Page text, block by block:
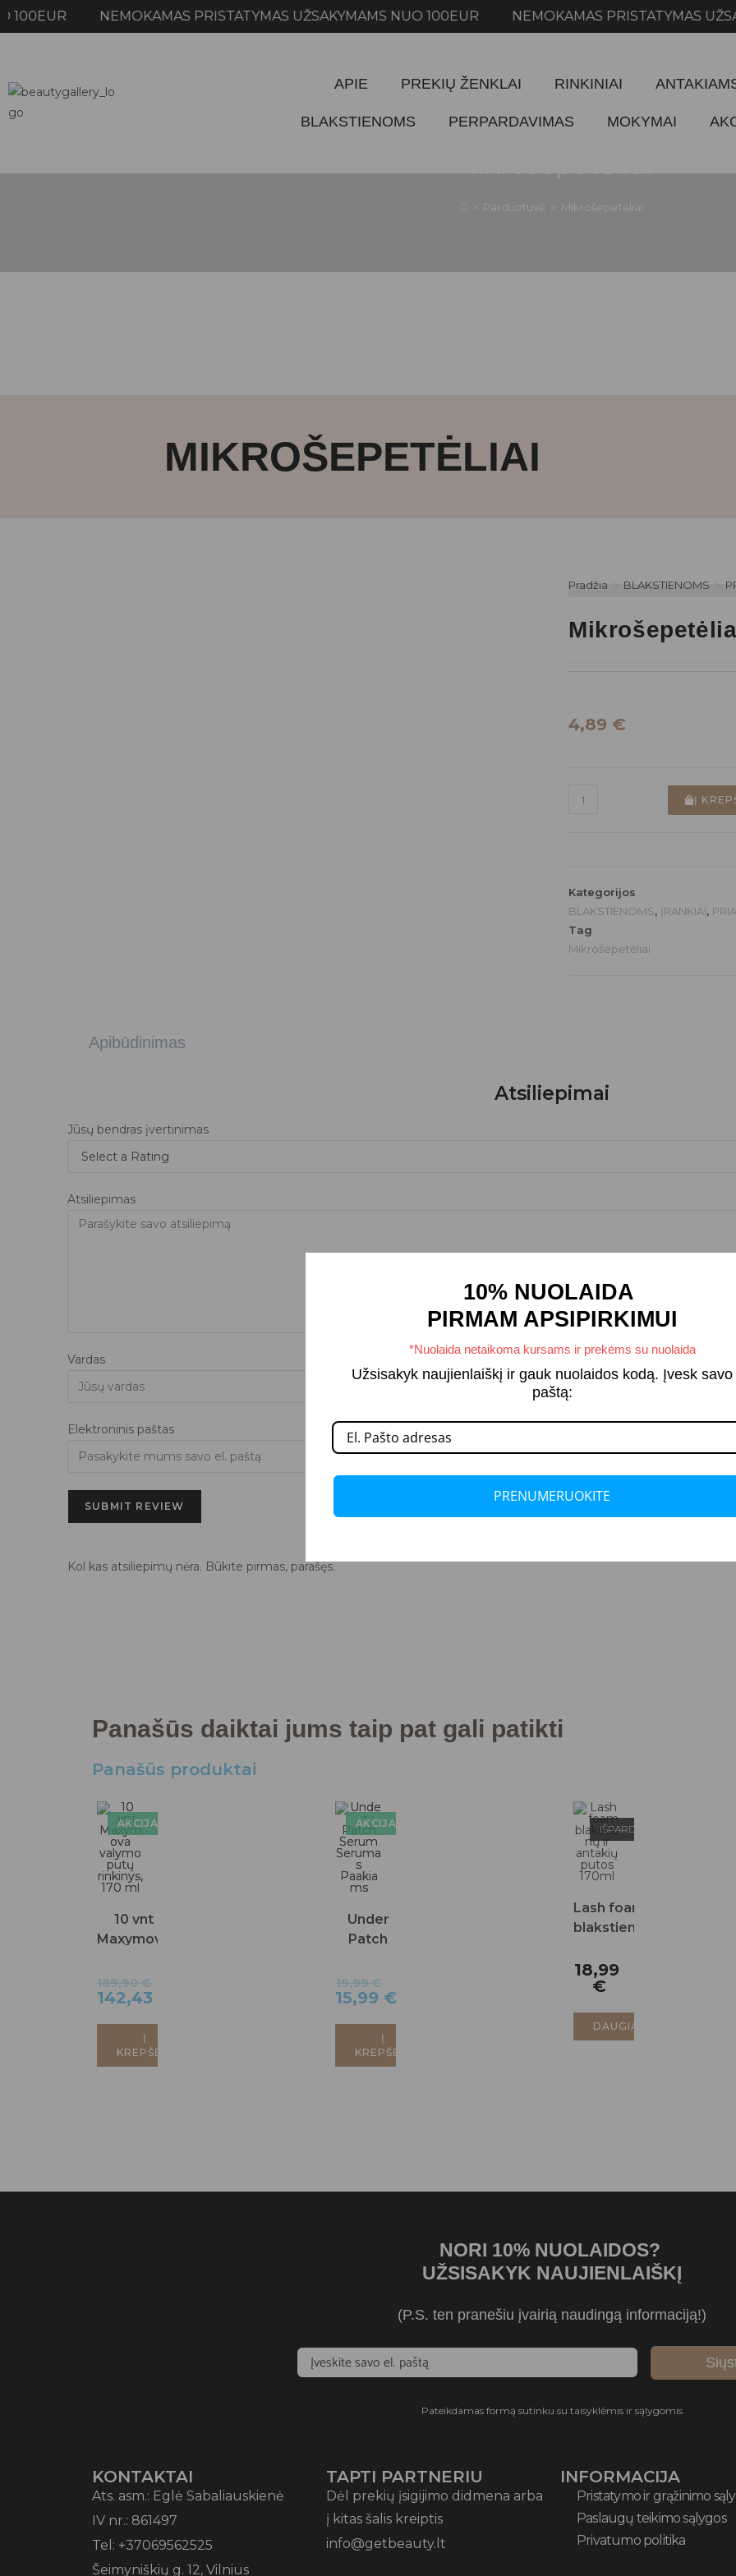
PRISTATYMAS UŽSAKYMAMS NUO 100EUR NEMOKAMAS PRISTATYMAS
APIE PREKIŲ ŽENKLAI RINKINIAI
BLAKSTIENOMS PERPARDAVIMAS MOKYMAI
Mikrošepetėliai
> Parduotuvė > Mikrošepetėliai
MIKROŠEPETĖLIAI
Pradžia > BLAKSTIENOMS >
4,89 €
Į
Kategorijos
BLAKSTIENOMS, ĮRANKIAI,
Tag
Mikrošepetėliai
Apibūdinimas
Atsiliepimai
Jūsų bendras įvertinimas
Atsiliepimas
Vardas
Elektroninis paštas
SUBMIT REVIEW
Kol kas atsiliepimų nėra. Būkite pirmas, parašęs.
Panašūs daiktai jums taip pat gali patikti
Panašūs produktai
AKCIJA!
10 vnt
Maxymova
putų
rinkinys,
189,90€
142,43
Į
KREPŠELĮ
AKCIJA!
Under
Patch
Serumas
Paakiams
19,99€
15,99 €
Į
KREPŠELĮ
IŠPARDUOTA
Lash foam
blakstienų
putos
170ml
18,99
€
DAUGIAU
NORI 10% NUOLAIDOS?
UŽSISAKYK NAUJIENLAIŠKĮ
(P.S. ten pranešiu įvairią naudingą informaciją!)
Pateikdamas formą sutinku su taisyklėmis ir sąlygomis
KONTAKTAI
Ats. asm.: Eglė Sabaliauskienė
IV nr.: 861497
Tel: +37069562525
Šeimyniškių g. 12, Vilnius
TAPTI PARTNERIU
Dėl prekių įsigijimo didmena arba
į kitas šalis kreiptis
info@getbeauty.lt
INFORMACIJA
Pristatymo ir grąžinimo
Paslaugų teikimo sąlygos
Privatumo politika
10% NUOLAIDA
PIRMAM APSIPIRKIMUI
*Nuolaida netaikoma kursams ir prekėms su nuolaida
Užsisakyk naujienlaiškį ir gauk nuolaidos kodą. Įvesk savo
paštą:
PRENUMERUOKITE